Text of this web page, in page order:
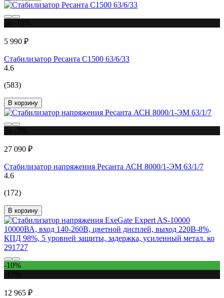
5 990 ₽
Стабилизатор Ресанта С1500 63/6/33
4.6
(583)
В корзину
27 090 ₽
Стабилизатор напряжения Ресанта АСН 8000/1-ЭМ 63/1/7
4.6
(172)
В корзину
-10%
12 965 ₽